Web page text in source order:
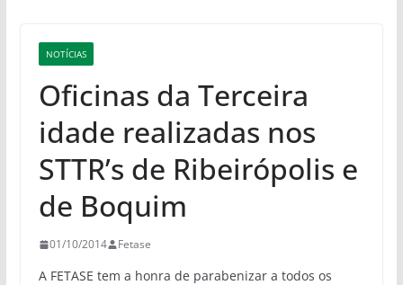
NOTÍCIAS
Oficinas da Terceira
idade realizadas nos
STTR’s de Ribeirópolis e
de Boquim
01/10/2014 Fetase
A FETASE tem a honra de parabenizar a todos os